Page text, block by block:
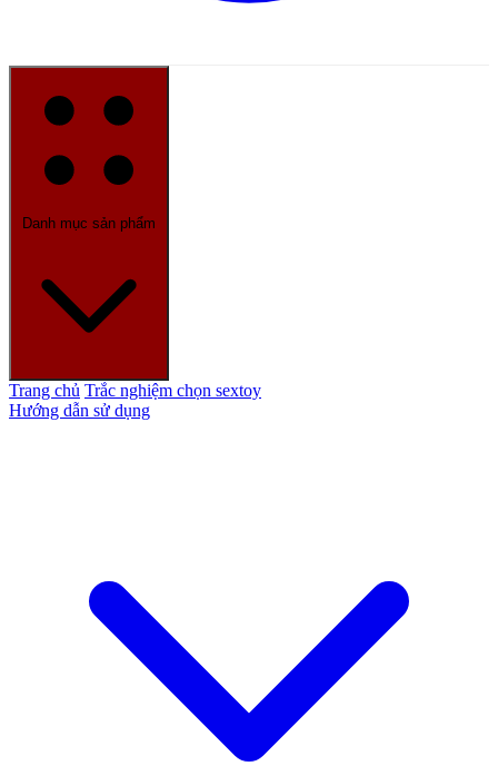
Danh mục sản phẩm
Trang chủ Trắc nghiệm chọn sextoy
Hướng dẫn sử dụng